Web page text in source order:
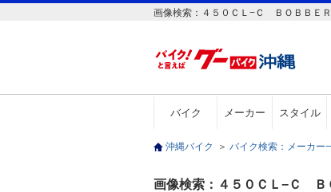
画像検索：４５０ＣＬ−Ｃ ＢＯＢＢＥ
バイク メーカー スタイル
沖縄バイク ＞ バイク検索：メーカー
画像検索：４５０ＣＬ−Ｃ Ｂ